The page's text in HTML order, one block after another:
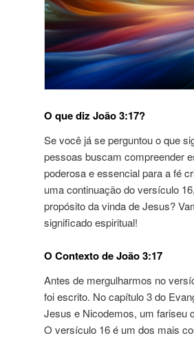
O que diz João 3:17?
Se você já se perguntou o que
pessoas buscam compreender
poderosa e essencial para a fé
uma continuação do versículo
propósito da vinda de Jesus?
significado espiritual!
O Contexto de João 3:17
Antes de mergulharmos no
foi escrito. No capítulo 3 do
Jesus e Nicodemos, um fariseu
O versículo 16 é um dos mais